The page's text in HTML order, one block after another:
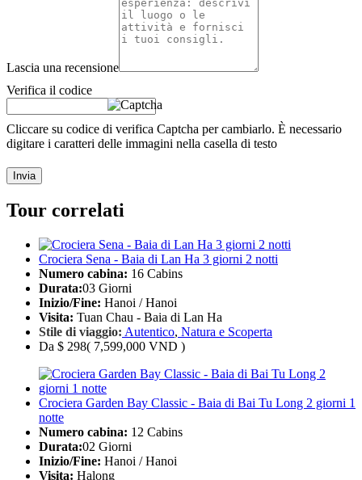
Lascia una recensione
Verifica il codice
Cliccare su codice di verifica Captcha per cambiarlo. È necessario
digitare i caratteri delle immagini nella casella di testo
Invia
Tour correlati
Crociera Sena - Baia di Lan Ha 3 giorni 2 notti
Numero cabina: 16 Cabins
Durata:03 Giorni
Inizio/Fine: Hanoi / Hanoi
Visita: Tuan Chau - Baia di Lan Ha
Stile di viaggio: Autentico, Natura e Scoperta
Da $ 298( 7,599,000 VND )
Crociera Garden Bay Classic - Baia di Bai Tu Long 2 giorni 1
notte
Numero cabina: 12 Cabins
Durata:02 Giorni
Inizio/Fine: Hanoi / Hanoi
Visita: Halong